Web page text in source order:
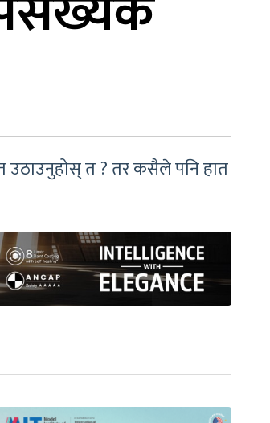
उठाउनुहोस् त ? तर कसैले पनि हात